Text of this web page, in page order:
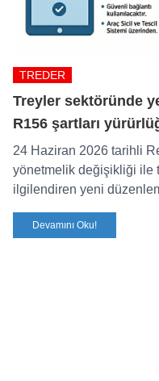
TREDER
Treyler sektöründe
R156 şartları
24 Haziran 2026 tarihli
yönetmelik değişikliği ile
ilgilendiren yeni
Devamını Oku!